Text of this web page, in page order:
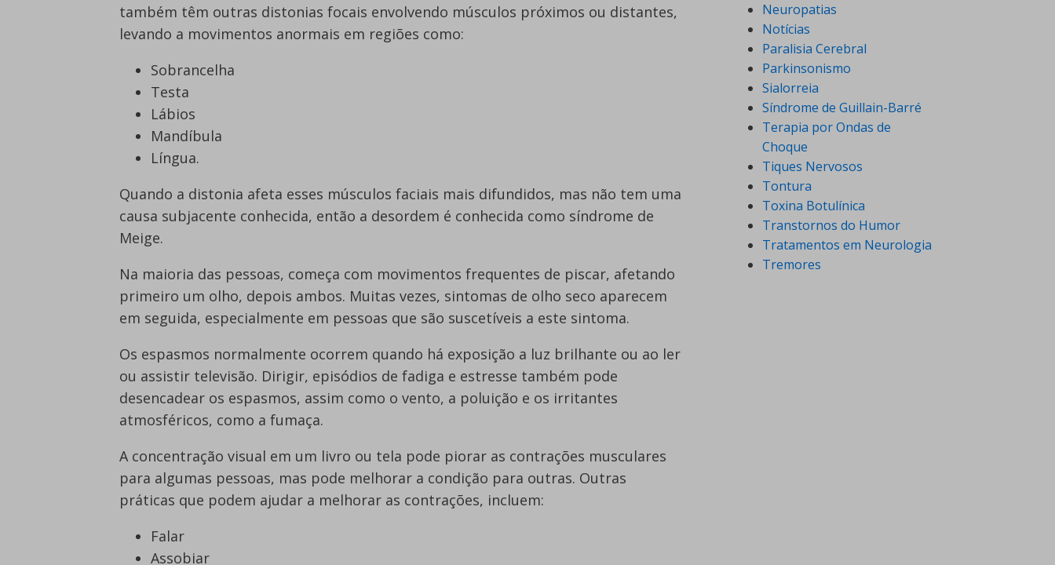
também têm outras distonias focais envolvendo músculos próximos ou distantes,
levando a movimentos anormais em regiões como:
Sobrancelha
Testa
Lábios
Mandíbula
Língua.
Quando a distonia afeta esses músculos faciais mais difundidos, mas não tem uma
causa subjacente conhecida, então a desordem é conhecida como síndrome de
Meige.
Na maioria das pessoas, começa com movimentos frequentes de piscar, afetando
primeiro um olho, depois ambos. Muitas vezes, sintomas de olho seco aparecem
em seguida, especialmente em pessoas que são suscetíveis a este sintoma.
Os espasmos normalmente ocorrem quando há exposição a luz brilhante ou ao ler
ou assistir televisão. Dirigir, episódios de fadiga e estresse também pode
desencadear os espasmos, assim como o vento, a poluição e os irritantes
atmosféricos, como a fumaça.
A concentração visual em um livro ou tela pode piorar as contrações musculares
para algumas pessoas, mas pode melhorar a condição para outras. Outras
práticas que podem ajudar a melhorar as contrações, incluem:
Falar
Assobiar
Neuropatias
Notícias
Paralisia Cerebral
Parkinsonismo
Sialorreia
Síndrome de Guillain-Barré
Terapia por Ondas de
Choque
Tiques Nervosos
Tontura
Toxina Botulínica
Transtornos do Humor
Tratamentos em Neurologia
Tremores